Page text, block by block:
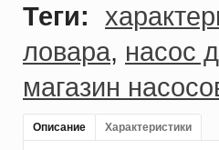
Теги:
ловара, насос
магазин
Описание Характеристики